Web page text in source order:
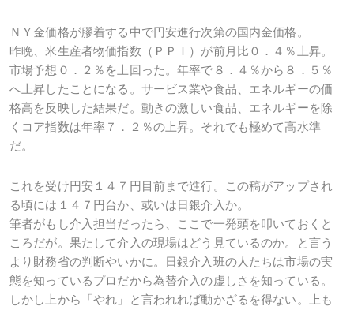
ＮＹ金価格が膠着する中で円安進行次第の国内金価格。
昨晩、米生産者物価指数（ＰＰＩ）が前月比０．４％上昇。
市場予想０．２％を上回った。年率で８．４％から８．５％
へ上昇したことになる。サービス業や食品、エネルギーの価
格高を反映した結果だ。動きの激しい食品、エネルギーを除
くコア指数は年率７．２％の上昇。それでも極めて高水準
だ。
これを受け円安１４７円目前まで進行。この稿がアップされ
る頃には１４７円台か、或いは日銀介入か。
筆者がもし介入担当だったら、ここで一発頭を叩いておくと
ころだが。果たして介入の現場はどう見ているのか。と言う
より財務省の判断やいかに。日銀介入班の人たちは市場の実
態を知っているプロだから為替介入の虚しさを知っている。
しかし上から「やれ」と言われれば動かざるを得ない。上も